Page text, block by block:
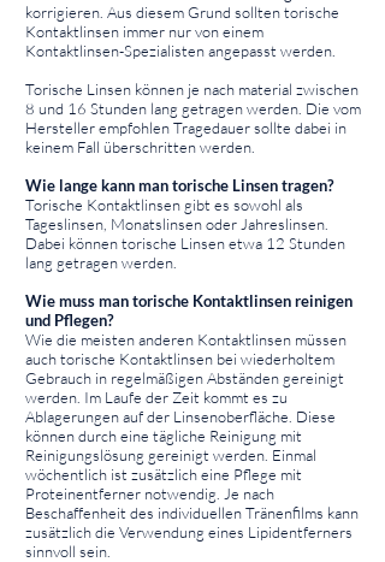
korrigieren. Aus diesem Grund sollten torische
Kontaktlinsen immer nur von einem
Kontaktlinsen-Spezialisten angepasst werden.
Torische Linsen können je nach material zwischen
8 und 16 Stunden lang getragen werden. Die vom
Hersteller empfohlen Tragedauer sollte dabei in
keinem Fall überschritten werden.
Wie lange kann man torische Linsen tragen?
Torische Kontaktlinsen gibt es sowohl als
Tageslinsen, Monatslinsen oder Jahreslinsen.
Dabei können torische Linsen etwa 12 Stunden
lang getragen werden.
Wie muss man torische Kontaktlinsen reinigen
und Pflegen?
Wie die meisten anderen Kontaktlinsen müssen
auch torische Kontaktlinsen bei wiederholtem
Gebrauch in regelmäßigen Abständen gereinigt
werden. Im Laufe der Zeit kommt es zu
Ablagerungen auf der Linsenoberfläche. Diese
können durch eine tägliche Reinigung mit
Reinigungslösung gereinigt werden. Einmal
wöchentlich ist zusätzlich eine Pflege mit
Proteinentferner notwendig. Je nach
Beschaffenheit des individuellen Tränenfilms kann
zusätzlich die Verwendung eines Lipidentferners
sinnvoll sein.